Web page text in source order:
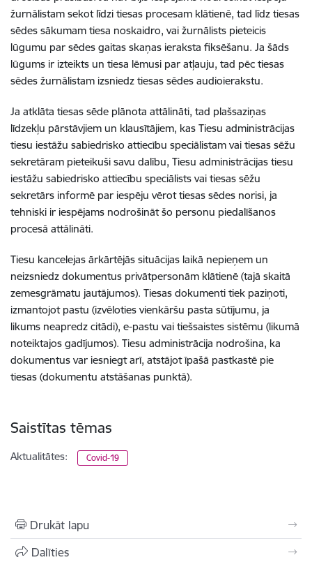
žurnālistam sekot līdzi tiesas procesam klātienē, tad līdz tiesas
sēdes sākumam tiesa noskaidro, vai žurnālists pieteicis
lūgumu par sēdes gaitas skaņas ieraksta fiksēšanu. Ja šāds
lūgums ir izteikts un tiesa lēmusi par atļauju, tad pēc tiesas
sēdes žurnālistam izsniedz tiesas sēdes audioierakstu.
Ja atklāta tiesas sēde plānota attālināti, tad plašsaziņas
līdzekļu pārstāvjiem un klausītājiem, kas Tiesu administrācijas
tiesu iestāžu sabiedrisko attiecību speciālistam vai tiesas sēžu
sekretāram pieteikuši savu dalību, Tiesu administrācijas tiesu
iestāžu sabiedrisko attiecību speciālists vai tiesas sēžu
sekretārs informē par iespēju vērot tiesas sēdes norisi, ja
tehniski ir iespējams nodrošināt šo personu piedalīšanos
procesā attālināti.
Tiesu kancelejas ārkārtējās situācijas laikā nepieņem un
neizsniedz dokumentus privātpersonām klātienē (tajā skaitā
zemesgrāmatu jautājumos). Tiesas dokumenti tiek paziņoti,
izmantojot pastu (izvēloties vienkāršu pasta sūtījumu, ja
likums neapredz citādi), e-pastu vai tiešsaistes sistēmu (likumā
noteiktajos gadījumos). Tiesu administrācija nodrošina, ka
dokumentus var iesniegt arī, atstājot īpašā pastkastē pie
tiesas (dokumentu atstāšanas punktā).
Saistītas tēmas
Aktualitātes: Covid-19
Drukāt lapu
Dalīties